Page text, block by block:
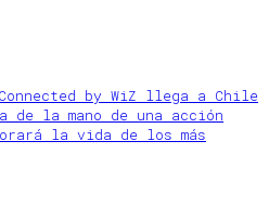
by WiZ llega a Chile
de la mano de una acción
la vida de los más